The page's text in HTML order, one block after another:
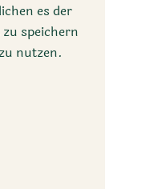
es der
speichern
nutzen.